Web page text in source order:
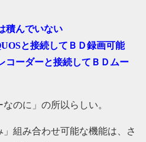
積んでいない
と接続してＢＤ録画可能
コーダーと接続してＢＤムー
のに」の所以らしい。
組み合わせ可能な機能は、さ